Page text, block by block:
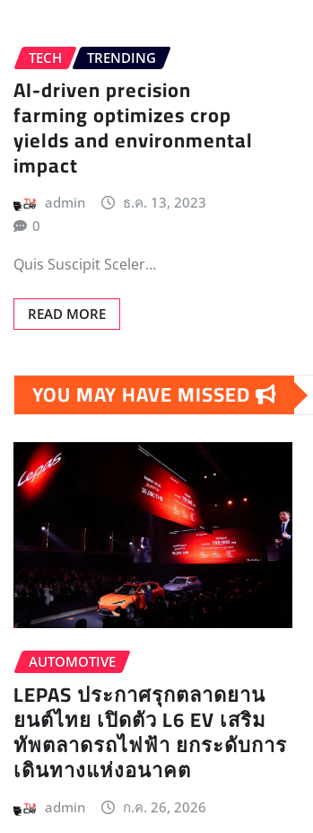
TECH TRENDING
AI-driven precision
farming optimizes crop
yields and environmental
impact
admin
ธ.ค. 13, 2023
0
Quis Suscipit Sceler…
READ MORE
YOU MAY HAVE MISSED
AUTOMOTIVE
LEPAS ประกาศรุกตลาดยาน
ยนต์ไทย เปิดตัว L6 EV เสริม
ทัพตลาดรถไฟฟ้า ยกระดับการ
เดินทางแห่งอนาคต
admin ก.ค. 26, 2026